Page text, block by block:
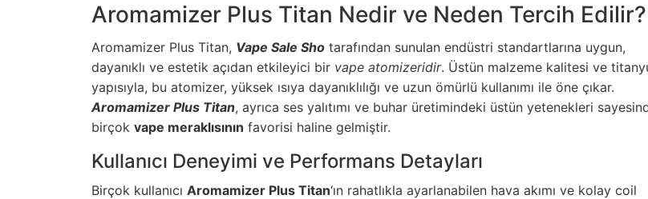
Aromamizer Plus Titan Nedir ve Neden Tercih Edilir?
Aromamizer Plus Titan, Vape Sale Sho tarafından sunulan endüstri standartlarına uygun,
dayanıklı ve estetik açıdan etkileyici bir vape atomizeridir. Üstün malzeme kalitesi ve
yapısıyla, bu atomizer, yüksek ısıya dayanıklılığı ve uzun ömürlü kullanımı ile öne çıkar.
Aromamizer Plus Titan, ayrıca ses yalıtımı ve buhar üretimindeki üstün yetenekleri
birçok vape meraklısının favorisi haline gelmiştir.
Kullanıcı Deneyimi ve Performans Detayları
Birçok kullanıcı Aromamizer Plus Titan‘ın rahatlıkla ayarlanabilen hava akımı ve kolay coil